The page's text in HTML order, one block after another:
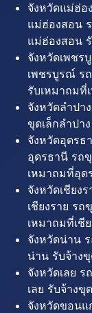
จังหวัดแม่ฮ่อ
แม่ฮ่องสอน
แม่ฮ่องสอน
จังหวัดเพชร
เพชรบูรณ์ ร
รับเหมาถมที่
จังหวัดลำปา
ขุดเล็กลำปา
จังหวัดอุดรธ
อุดรธานี รถ
เหมาถมที่อุด
จังหวัดเชียง
เชียงราย รถ
เหมาถมที่เชี
จังหวัดน่าน
น่าน รับจ้าง
จังหวัดเลย ร
เลย รับจ้างขุ
จังหวัดขอนแ